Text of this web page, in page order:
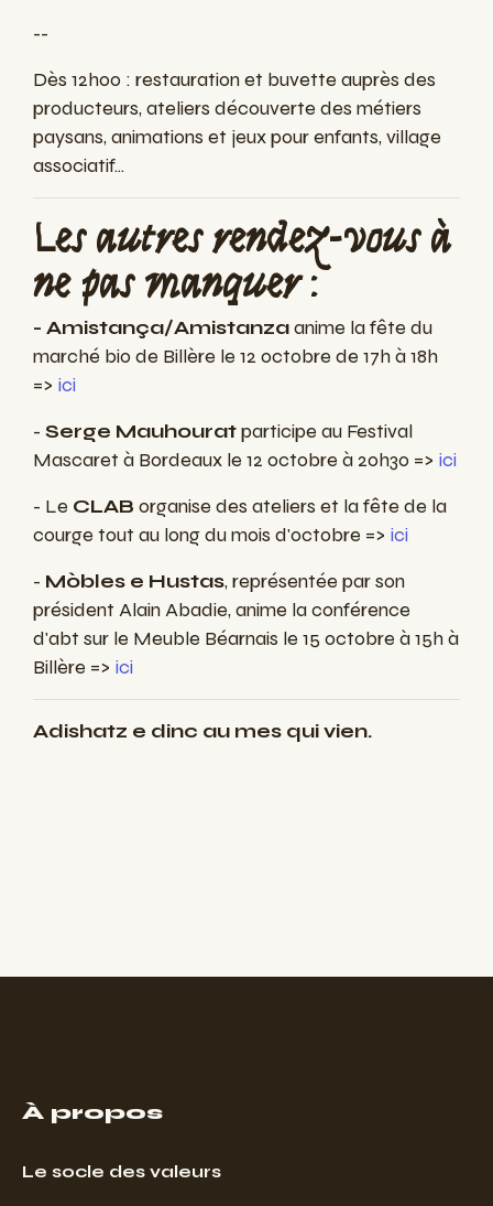
--
Dès 12h00 : restauration et buvette auprès des
producteurs, ateliers découverte des métiers
paysans, animations et jeux pour enfants, village
associatif...
Les autres rendez-vous à
ne pas manquer :
- Amistança/Amistanzaanime la fête du
marché bio de Billère le 12 octobre de 17h à 18h
=> ici
- Serge Mauhouratparticipe au Festival
Mascaret à Bordeaux le 12 octobre à 20h30 => ici
- Le CLAB organise des ateliers et la fête de la
courge tout au long du mois d'octobre => ici
- Mòbles e Hustas, représentée par son
président Alain Abadie, anime la conférence
d'abt sur le Meuble Béarnais le 15 octobre à 15h à
Billère => ici
Adishatz e dinc au mes qui vien.
À propos
Le socle des valeurs